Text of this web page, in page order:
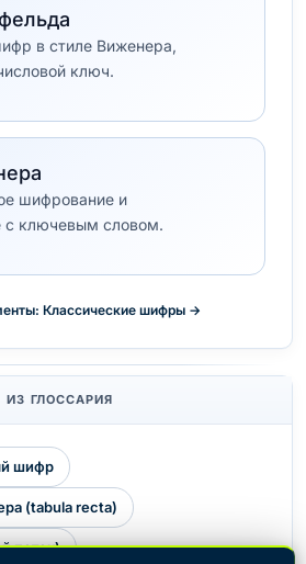
в стиле Виженера,
ключ.
шифрование и
с ключевым словом.
Классические шифры →
ИЗ ГЛОССАРИЯ
шифр
(tabula recta)
поток)